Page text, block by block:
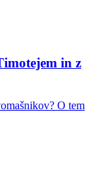
in z
O tem